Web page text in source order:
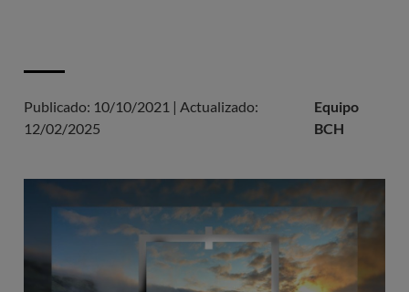
Publicado: 10/10/2021 | Actualizado:
12/02/2025
Equipo
BCH
Imagen